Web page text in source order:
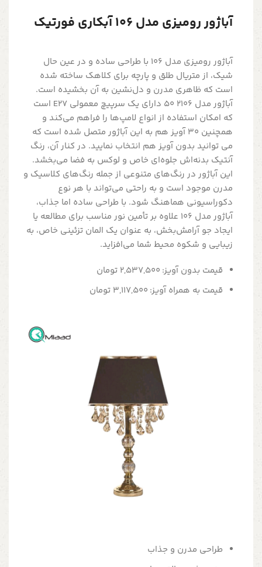
آباژور رومیزی مدل 106 آبکاری فورتیک
آباژور رومیزی مدل 106 با طراحی ساده و در عین حال
شیک، از متریال طلق و پارچه برای کلاهک ساخته شده
است که ظاهری مدرن و دل‌نشین به آن بخشیده است.
آباژور مدل 2106 50 دارای یک سرپیچ معمولی E27 است
که امکان استفاده از انواع لامپ‌ها را فراهم می‌کند و
همچنین 30 آویز هم به این آباژور متصل شده است که
می توانید بدون آویز هم انتخاب نمایید. در کنار آن، رنگ
آنتیک بدنه‌اش جلوه‌ای خاص و لوکس به فضا می‌بخشد.
این آباژور در رنگ‌های متنوعی از جمله رنگ‌های کلاسیک و
مدرن موجود است و به راحتی می‌تواند با هر نوع
دکوراسیونی هماهنگ شود. با طراحی ساده اما جذاب،
آباژور مدل 106 علاوه بر تأمین نور مناسب برای مطالعه یا
ایجاد جو آرامش‌بخش، به عنوان یک المان تزئینی خاص، به
زیبایی و شکوه محیط شما می‌افزاید.
قیمت بدون آویز: 2,537,500 تومان
قیمت به همراه آویز: 3,117,500 تومان
طراحی مدرن و جذاب